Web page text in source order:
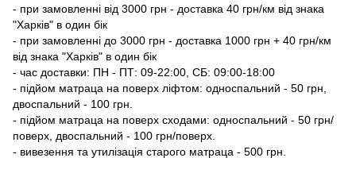
- при замовленні від 3000 грн - доставка 40 грн/км від знака
"Харків" в один бік
- при замовленні до 3000 грн - доставка 1000 грн + 40 грн/км
від знака "Харків" в один бік
- час доставки: ПН - ПТ: 09-22:00, СБ: 09:00-18:00
- підйом матраца на поверх ліфтом: односпальний - 50 грн,
двоспальний - 100 грн.
- підйом матраца на поверх сходами: односпальний - 50 грн/
поверх, двоспальний - 100 грн/поверх.
- вивезення та утилізація старого матраца - 500 грн.